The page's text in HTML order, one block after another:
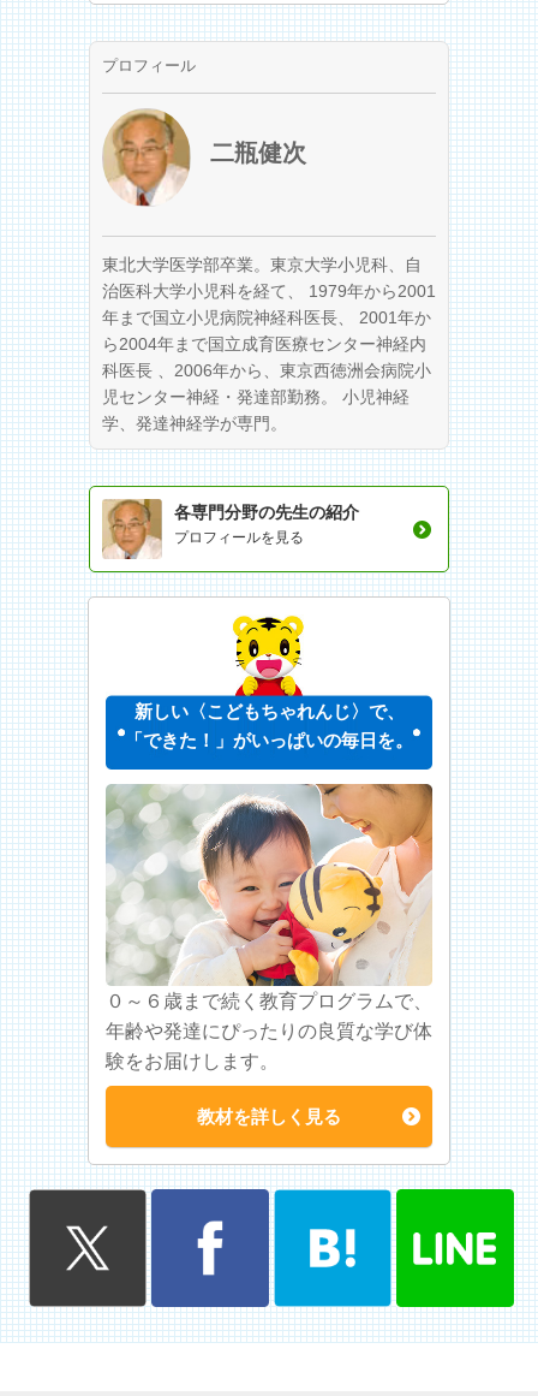
プロフィール
二瓶健次
東北大学医学部卒業。東京大学小児科、自
治医科大学小児科を経て、 1979年から2001
年まで国立小児病院神経科医長、 2001年か
ら2004年まで国立成育医療センター神経内
科医長 、2006年から、東京西徳洲会病院小
児センター神経・発達部勤務。 小児神経
学、発達神経学が専門。
各専門分野の先生の紹介
プロフィールを見る
新しい〈こどもちゃれんじ〉で、
「できた！」がいっぱいの毎日を。
０～６歳まで続く教育プログラムで、
年齢や発達にぴったりの良質な学び体
験をお届けします。
教材を詳しく見る